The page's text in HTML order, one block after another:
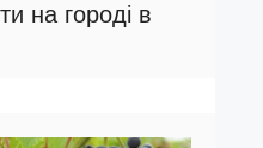
на городі в